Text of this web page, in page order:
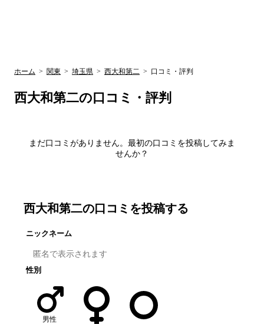
ホーム > 関東 > 埼玉県 > 西大和第二 > 口コミ・評判
西大和第二の口コミ・評判
まだ口コミがありません。最初の口コミを投稿してみま
せんか？
西大和第二の口コミを投稿する
ニックネーム
性別
男性